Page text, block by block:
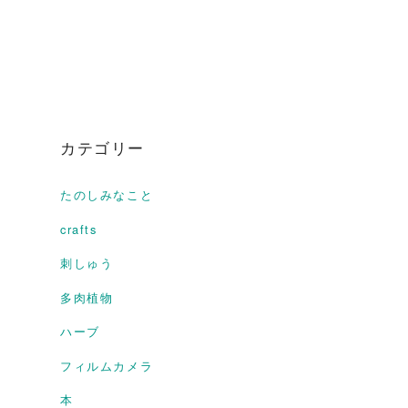
カテゴリー
たのしみなこと
crafts
刺しゅう
多肉植物
ハーブ
フィルムカメラ
本